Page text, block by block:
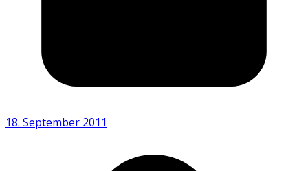
18. September 2011